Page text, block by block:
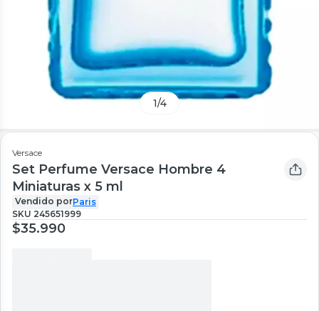
1/4
Versace
Set Perfume Versace Hombre 4
Miniaturas x 5 ml
Vendido porParis
SKU 245651999
$35.990